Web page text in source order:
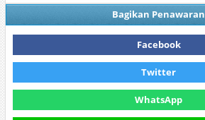
Bagikan Penawaran
Facebook
Twitter
WhatsApp